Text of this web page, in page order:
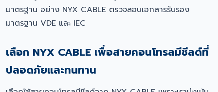
มาตรฐาน อย่าง NYX CABLE ตรวจสอบเอกสารรับรอง
มาตรฐาน VDE และ IEC
เลือก NYX CABLE เพื่อสายคอนโทรลมีชีลด์ที่
ปลอดภัยและทนทาน